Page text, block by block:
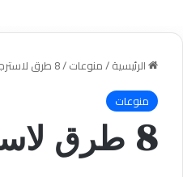
الرئيسية/منوعات/8 طرق لاسترجاع الرسائل المحذوفة من الماسنجر بدون برامج
منوعات
8 طرق لاسترجاع الرسائل المحذوفة من الماسنجر بدون برامج